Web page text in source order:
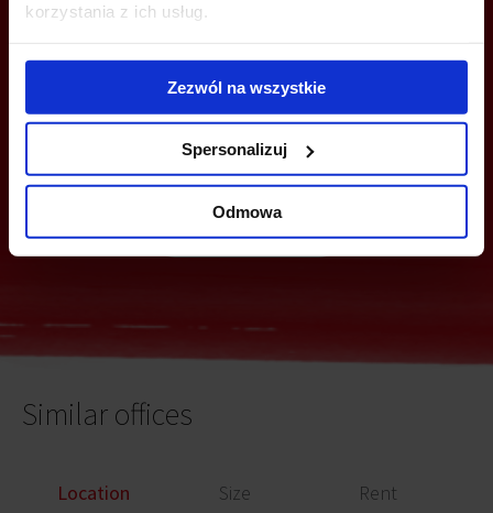
korzystania z ich usług.
Zezwól na wszystkie
Spersonalizuj
Odmowa
YOU CAN LEAVE YOUR PHONE NUMBER AND WE WILL CONTACT
Send
Similar offices
Location Size Rent